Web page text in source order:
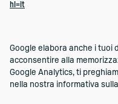
hl=it
Google elabora anche i tuoi
acconsentire alla
Google Analytics, ti
nella nostra informativa